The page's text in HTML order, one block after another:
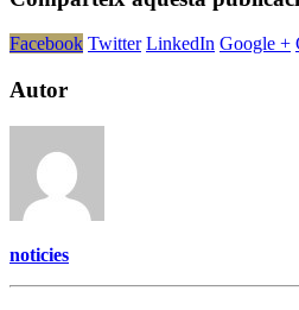
Facebook Twitter LinkedIn Google +
Autor
noticies